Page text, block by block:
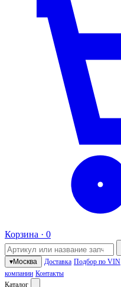
Корзина · 0
▾Москва Доставка Подбор по VIN
компании Контакты
Каталог